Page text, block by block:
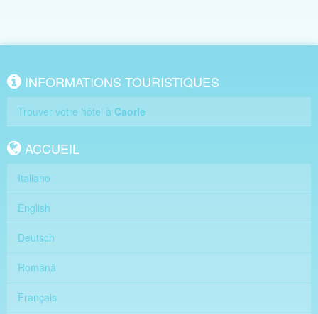
INFORMATIONS TOURISTIQUES
Trouver votre hôtel à Caorle
ACCUEIL
Italiano
English
Deutsch
Română
Français